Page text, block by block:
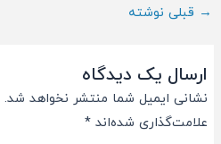
ناوبری
→قبلی نوشته
ارسال یک دیدگاه
نشانی ایمیل شما منتشر نخواهد شد.
علامت‌گذاری شده‌اند *